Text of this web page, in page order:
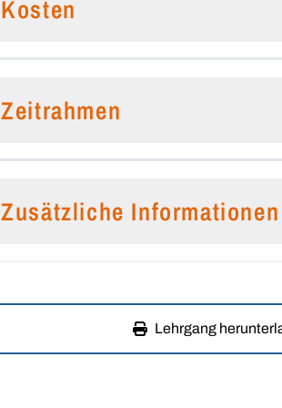
Kosten
Zeitrahmen
Zusätzliche Informationen
Lehrgang